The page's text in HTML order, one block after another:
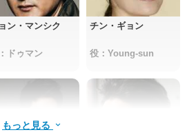
ン・マンシク
ドゥマン
チン・ギョン
役：Young-sun
もっと見る